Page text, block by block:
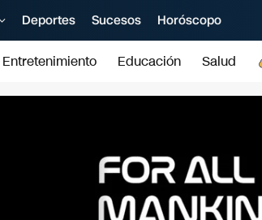
Deportes Sucesos Horóscopo
Entretenimiento Educación Salud